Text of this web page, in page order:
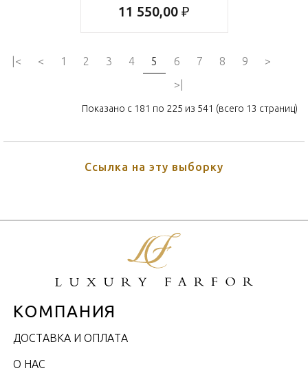
11 550,00 ₽
|< < 1 2 3 4 5 6 7 8 9
>
>|
Показано с 181 по 225 из 541 (всего 13 страниц)
Ссылка на эту выборку
КОМПАНИЯ
ДОСТАВКА И ОПЛАТА
О НАС